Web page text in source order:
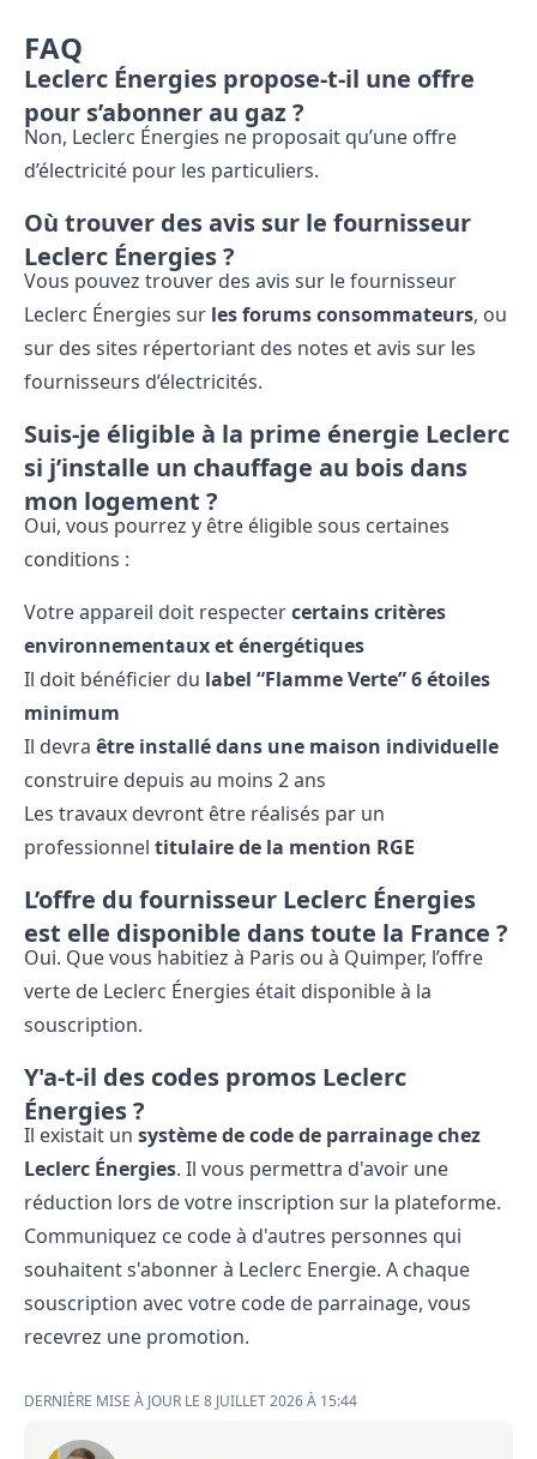
FAQ
Leclerc Énergies propose-t-il une offre
pour s’abonner au gaz ?
Non, Leclerc Énergies ne proposait qu’une offre
d’électricité pour les particuliers.
Où trouver des avis sur le fournisseur
Leclerc Énergies ?
Vous pouvez trouver des avis sur le fournisseur
Leclerc Énergies sur les forums consommateurs, ou
sur des sites répertoriant des notes et avis sur les
fournisseurs d’électricités.
Suis-je éligible à la prime énergie Leclerc
si j’installe un chauffage au bois dans
mon logement ?
Oui, vous pourrez y être éligible sous certaines
conditions :
Votre appareil doit respectercertains critères
environnementaux et énergétiques
Il doit bénéficier du label “Flamme Verte” 6 étoiles
minimum
Il devra être installé dans une maison individuelle
construire depuis au moins 2 ans
Les travaux devront être réalisés par un
professionnel titulaire de la mention RGE
L’offre du fournisseur Leclerc Énergies
est elle disponible dans toute la France ?
Oui. Que vous habitiez à Paris ou à Quimper, l’offre
verte de Leclerc Énergies était disponible à la
souscription.
Y'a-t-il des codes promos Leclerc
Énergies ?
Il existait un système de code de parrainage chez
Leclerc Énergies. Il vous permettra d'avoir une
réduction lors de votre inscription sur la plateforme.
Communiquez ce code à d'autres personnes qui
souhaitent s'abonner à Leclerc Energie. A chaque
souscription avec votre code de parrainage, vous
recevrez une promotion.
DERNIÈRE MISE À JOUR LE 8 JUILLET 2026 À 15:44